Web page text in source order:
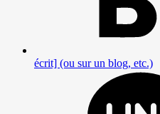
écrit] (ou sur un blog, etc.)